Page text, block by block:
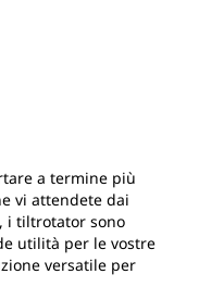
a termine più
vi attendete dai
i tiltrotator sono
utilità per le vostre
versatile per